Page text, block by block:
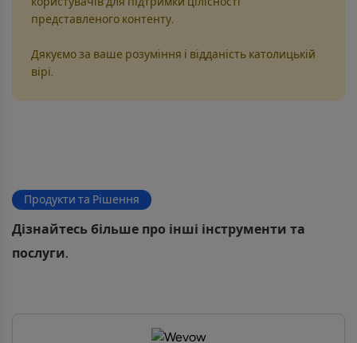
представленого контенту.
Дякуємо за ваше розуміння і відданість католицькій
вірі.
Продукти та Рішення
Дізнайтесь більше про інші інструменти та
послуги.